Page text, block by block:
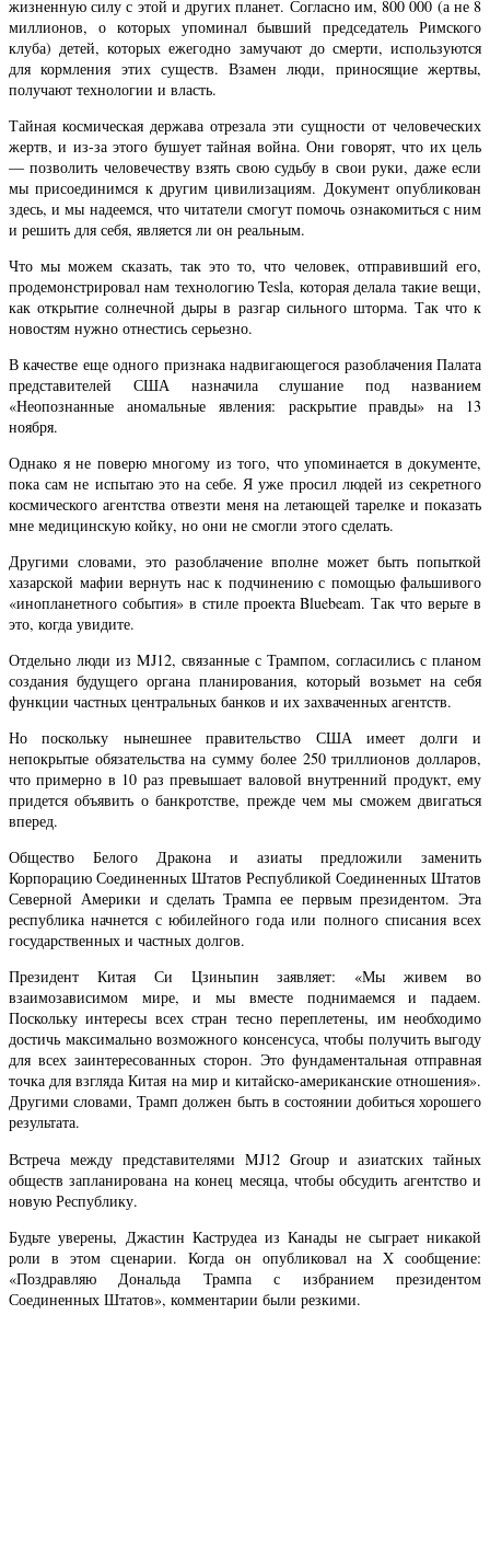
жизненную силу с этой и других планет. Согласно им, 800 000 (а не 8
миллионов, о которых упоминал бывший председатель Римского
клуба) детей, которых ежегодно замучают до смерти, используются
для кормления этих существ. Взамен люди, приносящие жертвы,
получают технологии и власть.
Тайная космическая держава отрезала эти сущности от человеческих
жертв, и из-за этого бушует тайная война. Они говорят, что их цель
— позволить человечеству взять свою судьбу в свои руки, даже если
мы присоединимся к другим цивилизациям. Документ опубликован
здесь, и мы надеемся, что читатели смогут помочь ознакомиться с ним
и решить для себя, является ли он реальным.
Что мы можем сказать, так это то, что человек, отправивший его,
продемонстрировал нам технологию Tesla, которая делала такие вещи,
как открытие солнечной дыры в разгар сильного шторма. Так что к
новостям нужно отнестись серьезно.
В качестве еще одного признака надвигающегося разоблачения Палата
представителей США назначила слушание под названием
«Неопознанные аномальные явления: раскрытие правды» на 13
ноября.
Однако я не поверю многому из того, что упоминается в документе,
пока сам не испытаю это на себе. Я уже просил людей из секретного
космического агентства отвезти меня на летающей тарелке и показать
мне медицинскую койку, но они не смогли этого сделать.
Другими словами, это разоблачение вполне может быть попыткой
хазарской мафии вернуть нас к подчинению с помощью фальшивого
«инопланетного события» в стиле проекта Bluebeam. Так что верьте в
это, когда увидите.
Отдельно люди из MJ12, связанные с Трампом, согласились с планом
создания будущего органа планирования, который возьмет на себя
функции частных центральных банков и их захваченных агентств.
Но поскольку нынешнее правительство США имеет долги и
непокрытые обязательства на сумму более 250 триллионов долларов,
что примерно в 10 раз превышает валовой внутренний продукт, ему
придется объявить о банкротстве, прежде чем мы сможем двигаться
вперед.
Общество Белого Дракона и азиаты предложили заменить
Корпорацию Соединенных Штатов Республикой Соединенных Штатов
Северной Америки и сделать Трампа ее первым президентом. Эта
республика начнется с юбилейного года или полного списания всех
государственных и частных долгов.
Президент Китая Си Цзиньпин заявляет: «Мы живем во
взаимозависимом мире, и мы вместе поднимаемся и падаем.
Поскольку интересы всех стран тесно переплетены, им необходимо
достичь максимально возможного консенсуса, чтобы получить выгоду
для всех заинтересованных сторон. Это фундаментальная отправная
точка для взгляда Китая на мир и китайско-американские отношения».
Другими словами, Трамп должен быть в состоянии добиться хорошего
результата.
Встреча между представителями MJ12 Group и азиатских тайных
обществ запланирована на конец месяца, чтобы обсудить агентство и
новую Республику.
Будьте уверены, Джастин Каструдеа из Канады не сыграет никакой
роли в этом сценарии. Когда он опубликовал на X сообщение:
«Поздравляю Дональда Трампа с избранием президентом
Соединенных Штатов», комментарии были резкими.